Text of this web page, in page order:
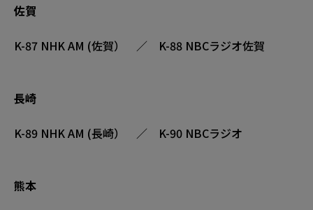
佐賀
K-87 NHK AM (佐賀） ／ K-88 NBCラジオ佐賀
長崎
K-89 NHK AM (長崎） ／ K-90 NBCラジオ
熊本